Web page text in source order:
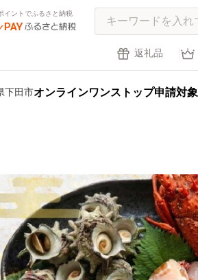
イントでふるさと納税
返礼品
下田市オンラインワンストップ申請対象